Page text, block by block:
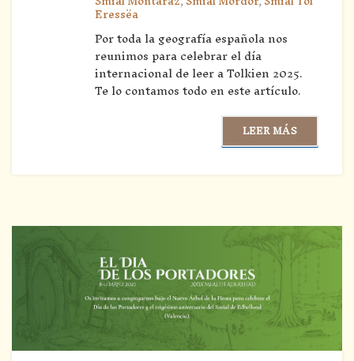
Eressëa
Por toda la geografía española nos
reunimos para celebrar el día
internacional de leer a Tolkien 2025.
Te lo contamos todo en este artículo.
LEER MÁS